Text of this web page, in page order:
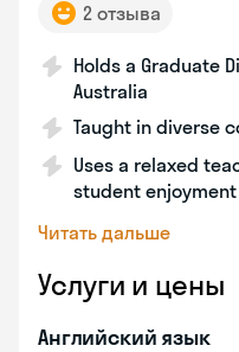
2 отзыва
Holds a Graduate
Australia
Taught in diverse
Uses a relaxed
student enjoyment
Читать дальше
Услуги и цены
Английский язык